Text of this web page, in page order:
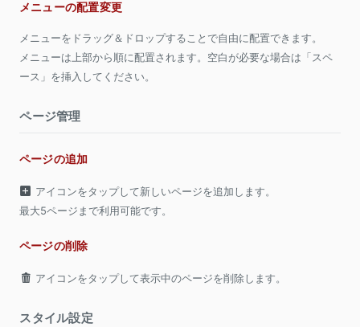
メニューの配置変更
メニューをドラッグ＆ドロップすることで自由に配置できます。
メニューは上部から順に配置されます。空白が必要な場合は「スペ
ース」を挿入してください。
ページ管理
ページの追加
アイコンをタップして新しいページを追加します。
最大5ページまで利用可能です。
ページの削除
アイコンをタップして表示中のページを削除します。
スタイル設定